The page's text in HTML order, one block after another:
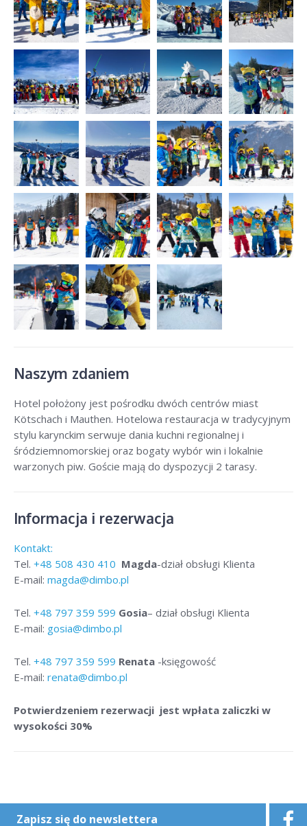
Naszym zdaniem
Hotel położony jest pośrodku dwóch centrów miast
Kötschach i Mauthen. Hotelowa restauracja w tradycyjnym
stylu karynckim serwuje dania kuchni regionalnej i
śródziemnomorskiej oraz bogaty wybór win i lokalnie
warzonych piw. Goście mają do dyspozycji 2 tarasy.
Informacja i rezerwacja
Kontakt:
Tel. +48 508 430 410 Magda-dział obsługi Klienta
E-mail: magda@dimbo.pl
Tel. +48 797 359 599 Gosia– dział obsługi Klienta
E-mail: gosia@dimbo.pl
Tel. +48 797 359 599 Renata -księgowość
E-mail: renata@dimbo.pl
Potwierdzeniem rezerwacji jest wpłata zaliczki w
wysokości 30%
Zapisz się do newslettera